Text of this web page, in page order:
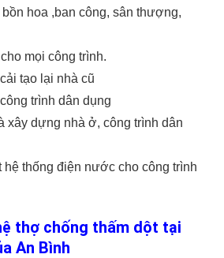
hoa ,ban công, sân thượng,
mọi công trình.
tạo lại nhà cũ
trình dân dụng
xây dựng nhà ở, công trình dân
thống điện nước cho công trình
thợ chống thấm dột tại
An Bình